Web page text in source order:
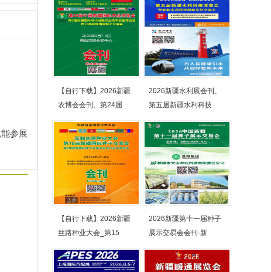
参展
【自行下载】2026新疆
农博会会刊、第24届
2026新疆水利展会刊、
第五届新疆水利科技
【自行下载】2026新疆
丝路种业大会_第15
2026新疆第十一届种子
展示交易会会刊-新